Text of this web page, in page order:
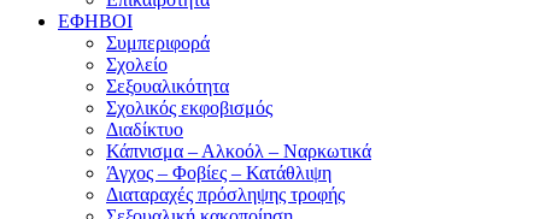
ΕΦΗΒΟΙ
Συμπεριφορά
Σχολείο
Σεξουαλικότητα
Σχολικός εκφοβισμός
Διαδίκτυο
Κάπνισμα – Αλκοόλ – Ναρκωτικά
Άγχος – Φοβίες – Κατάθλιψη
Διαταραχές πρόσληψης τροφής